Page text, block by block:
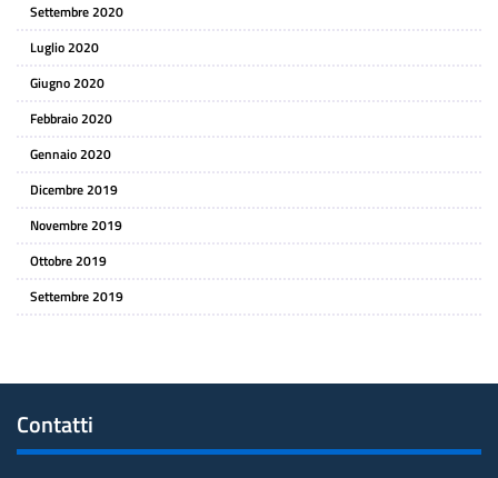
Settembre 2020
Luglio 2020
Giugno 2020
Febbraio 2020
Gennaio 2020
Dicembre 2019
Novembre 2019
Ottobre 2019
Settembre 2019
Contatti